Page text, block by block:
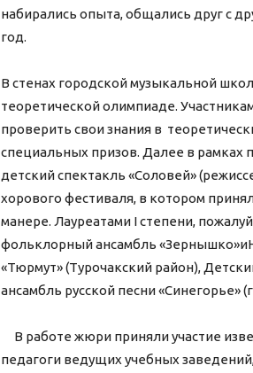
набирались опыта, общались друг с
год.
В стенах городской музыкальной
теоретической олимпиаде.
проверить свои знания в
специальных призов. Далее в рамках
детский спектакль «Соловей»
хорового фестиваля, в котором
манере. Лауреатами I степени,
фольклорный ансамбль
«Тюрмут» (Турочакский район),
ансамбль русской песни «Синегорье»
В работе жюри приняли участие
педагоги ведущих учебных